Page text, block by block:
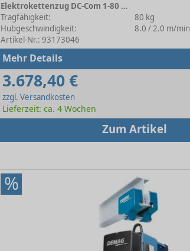
Elektrokettenzug DC-Com 1-80 1/1 H4 V8/2
Tragfähigkeit:
80 kg
Hubgeschwindigkeit:
8.0 / 2.0 m/min
Artikel-Nr.: 93173046
Mehr Details
3.678,40 €
zzgl. Versandkosten
Lieferzeit: ca. 4 Wochen
Zum Artikel
%